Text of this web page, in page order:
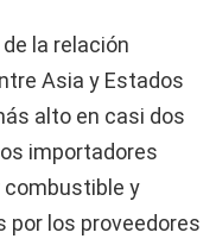
la relación
Asia y Estados
alto en casi dos
importadores
combustible y
los proveedores